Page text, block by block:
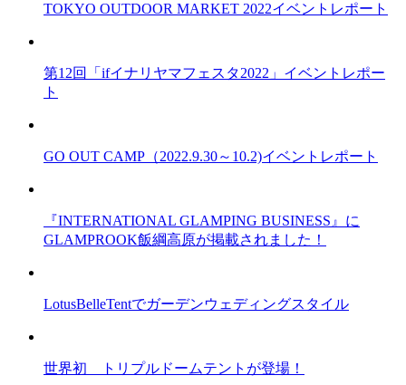
TOKYO OUTDOOR MARKET 2022イベントレポート
第12回「ifイナリヤマフェスタ2022」イベントレポー
ト
GO OUT CAMP（2022.9.30～10.2)イベントレポート
『INTERNATIONAL GLAMPING BUSINESS』に
GLAMPROOK飯綱高原が掲載されました！
LotusBelleTentでガーデンウェディングスタイル
世界初 トリプルドームテントが登場！